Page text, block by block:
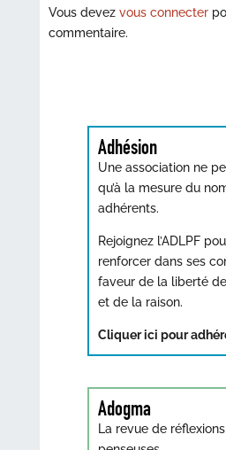
Vous devez vous connecter
commentaire.
Adhésion
Une association ne
qu’à la mesure du
adhérents.
Rejoignez l’ADLPF
renforcer dans ses
faveur de la liberté
et de la raison.
Cliquer ici pour
Adogma
La revue de